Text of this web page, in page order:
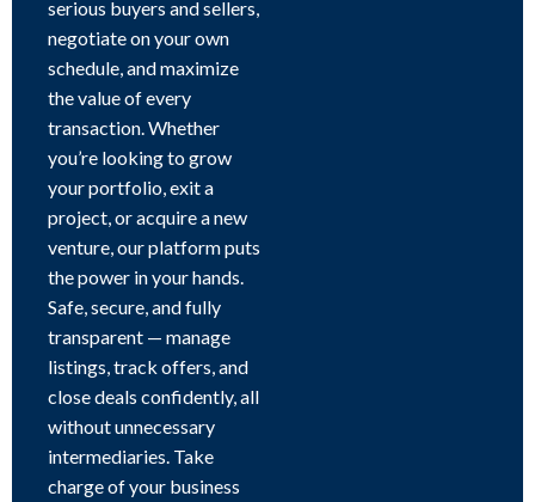
serious buyers and sellers,
negotiate on your own
schedule, and maximize
the value of every
transaction. Whether
you’re looking to grow
your portfolio, exit a
project, or acquire a new
venture, our platform puts
the power in your hands.
Safe, secure, and fully
transparent — manage
listings, track offers, and
close deals confidently, all
without unnecessary
intermediaries. Take
charge of your business